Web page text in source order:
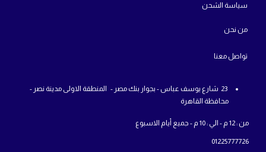
سياسة الشحن
من نحن
تواص ل معنا
23 شارع يوسف عباس - بجوار بنك مصر - المنطقة الاولى مدينة نصر -
محافظة القاهرة
من : 12 م - الي : 10 م - جميع أيام الاسبوع
01225777726